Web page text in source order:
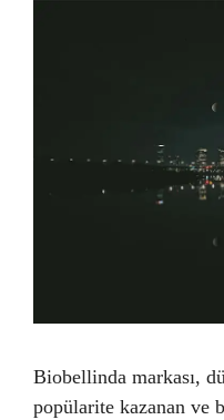
Biobellinda markası,
popülarite kazanan ve